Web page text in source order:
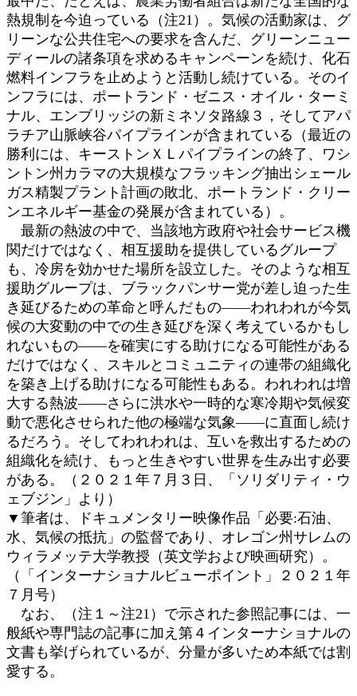
熱規制を今迫っている（注21）。気候の活動家は、グ
リーンな公共住宅への要求を含んだ、グリーンニュー
ディールの諸条項を求めるキャンペーンを続け、化石
燃料インフラを止めようと活動し続けている。そのイ
ンフラには、ポートランド・ゼニス・オイル・ターミ
ナル、エンブリッジの新ミネソタ路線３，そしてアパ
ラチア山脈峡谷パイプラインが含まれている（最近の
勝利には、キーストンＸＬパイプラインの終了、ワシ
ントン州カラマの大規模なフラッキング抽出シェール
ガス精製プラント計画の敗北、ポートランド・クリー
ンエネルギー基金の発展が含まれている）。
最新の熱波の中で、当該地方政府や社会サービス機
関だけではなく、相互援助を提供しているグループ
も、冷房を効かせた場所を設立した。そのような相互
援助グループは、ブラックパンサー党が差し迫った生
き延びるための革命と呼んだもの――われわれが今気
候の大変動の中での生き延びを深く考えているかもし
れないもの――を確実にする助けになる可能性がある
だけではなく、スキルとコミュニティの連帯の組織化
を築き上げる助けになる可能性もある。われわれは増
大する熱波――さらに洪水や一時的な寒冷期や気候変
動で悪化させられた他の極端な気象――に直面し続け
るだろう。そしてわれわれは、互いを救出するための
組織化を続け、もっと生きやすい世界を生み出す必要
がある。（２０２１年７月３日、「ソリダリティ・ウ
ェブジン」より）
▼筆者は、ドキュメンタリー映像作品「必要:石油、
水、気候の抵抗」の監督であり、オレゴン州サレムの
ウィラメッテ大学教授（英文学および映画研究）。
（「インターナショナルビューポイント」２０２１年
７月号）
なお、（注１～注21）で示された参照記事には、一
般紙や専門誌の記事に加え第４インターナショナルの
文書も挙げられているが、分量が多いため本紙では割
愛する。